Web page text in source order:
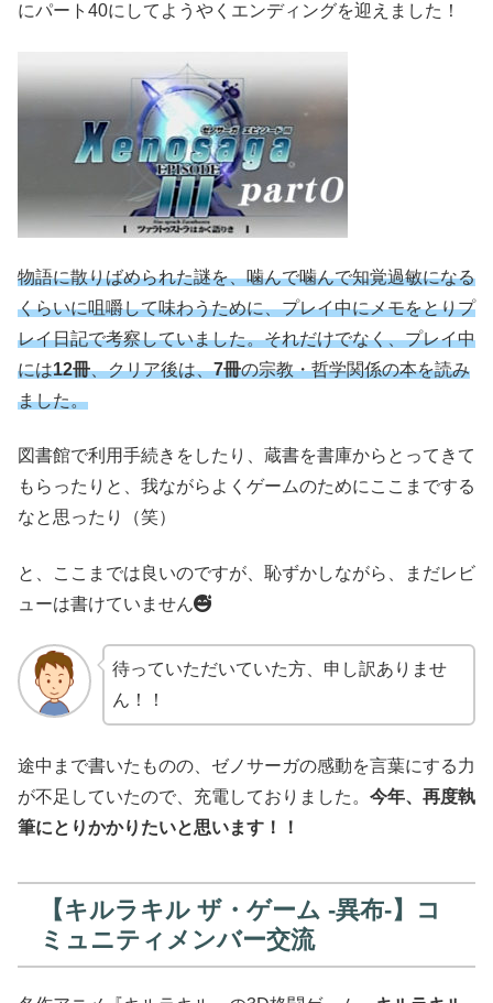
にパート40にしてようやくエンディングを迎えました！
物語に散りばめられた謎を、噛んで噛んで知覚過敏になる
くらいに咀嚼して味わうために、プレイ中にメモをとりプ
レイ日記で考察していました。それだけでなく、プレイ中
には12冊、クリア後は、7冊の宗教・哲学関係の本を読み
ました。
図書館で利用手続きをしたり、蔵書を書庫からとってきて
もらったりと、我ながらよくゲームのためにここまでする
なと思ったり（笑）
と、ここまでは良いのですが、恥ずかしながら、まだレビ
ューは書けていません
待っていただいていた方、申し訳ありませ
ん！！
途中まで書いたものの、ゼノサーガの感動を言葉にする力
が不足していたので、充電しておりました。 今年、再度執
筆にとりかかりたいと思います！！
【キルラキル ザ・ゲーム -異布-】コ
ミュニティメンバー交流